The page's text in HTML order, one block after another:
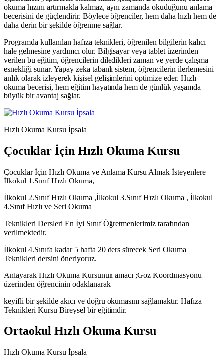
okuma hızını artırmakla kalmaz, aynı zamanda okuduğunu anlama
becerisini de güçlendirir. Böylece öğrenciler, hem daha hızlı hem de
daha derin bir şekilde öğrenme sağlar.
Programda kullanılan hafıza teknikleri, öğrenilen bilgilerin kalıcı
hale gelmesine yardımcı olur. Bilgisayar veya tablet üzerinden
verilen bu eğitim, öğrencilerin diledikleri zaman ve yerde çalışma
esnekliği sunar. Yapay zeka tabanlı sistem, öğrencilerin ilerlemesini
anlık olarak izleyerek kişisel gelişimlerini optimize eder. Hızlı
okuma becerisi, hem eğitim hayatında hem de günlük yaşamda
büyük bir avantaj sağlar.
Hızlı Okuma Kursu İpsala
Çocuklar İçin Hızlı Okuma Kursu
Çocuklar İçin Hızlı Okuma ve Anlama Kursu Almak İsteyenlere
İlkokul 1.Sınıf Hızlı Okuma,
İlkokul 2.Sınıf Hızlı Okuma ,İlkokul 3.Sınıf Hızlı Okuma , İlkokul
4.Sınıf Hızlı ve Seri Okuma
Teknikleri Dersleri En İyi Sınıf Öğretmenlerimiz tarafından
verilmektedir.
İlkokul 4.Sınıfa kadar 5 hafta 20 ders sürecek Seri Okuma
Teknikleri dersini öneriyoruz.
Anlayarak Hızlı Okuma Kursunun amacı ;Göz Koordinasyonu
üzerinden öğrencinin odaklanarak
keyifli bir şekilde akıcı ve doğru okumasını sağlamaktır. Hafıza
Teknikleri Kursu Bireysel bir eğitimdir.
Ortaokul Hızlı Okuma Kursu
Hızlı Okuma Kursu İpsala